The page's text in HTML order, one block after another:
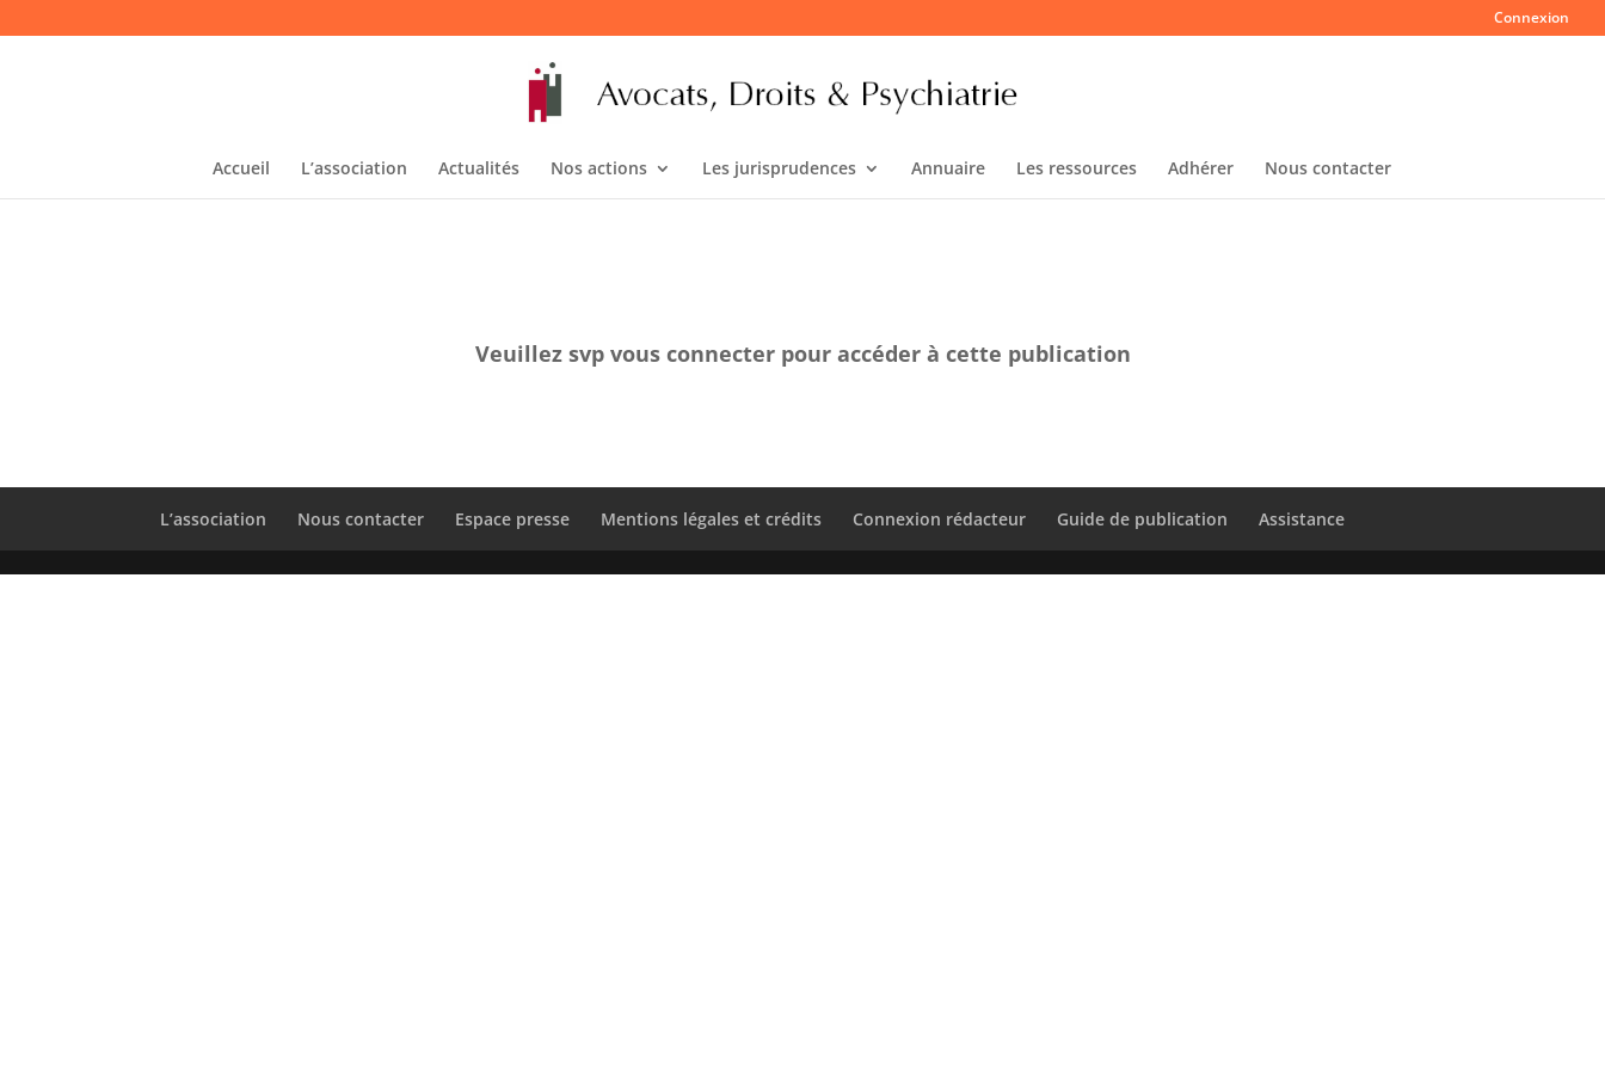
Connexion
Accueil L’association Actualités Nos actions Les jurisprudences Annuaire Les ressources Adhérer Nous contacter
Veuillez svp vous connecter pour accéder à cette publication
L’association Nous contacter Espace presse Mentions légales et crédits Connexion rédacteur Guide de publication Assistance